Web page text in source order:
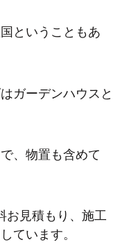
ということもあ
ガーデンハウスと
、物置も含めて
お見積もり、施工
ています。